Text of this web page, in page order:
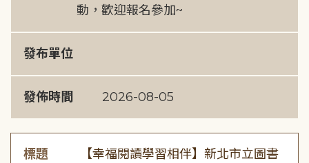
動，歡迎報名參加~
發布單位
發佈時間 2026-08-05
標題
【幸福閱讀學習相伴】新北市立圖書